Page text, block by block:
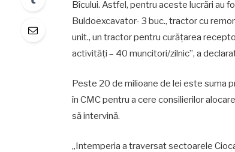
Bîcului. Astfel, pentru aceste lucrări au
Buldoexcavator- 3 buc., tractor cu
unit., un tractor pentru curățarea
activități – 40 muncitori/zilnic”, a
Peste 20 de milioane de lei este suma
în CMC pentru a cere consilierilor
să intervină.
„Intemperia a traversat sectoarele